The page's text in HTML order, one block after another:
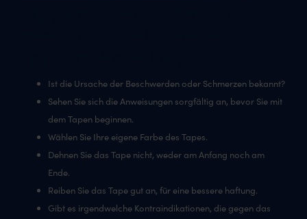
Ist die Ursache der Beschwerden oder Schmerzen bekannt?
Sehen Sie sich die Anweisungen sorgfältig an, bevor Sie mit
dem Tapen beginnen.
Wählen Sie Ihre eigene Farbe des Tapes.
Dehnen Sie das Tape nicht, weder am Anfang noch am
Ende.
Reiben Sie das Tape gut an, für eine bessere haftung.
Gibt es irgendwelche Kontraindikationen, die gegen das